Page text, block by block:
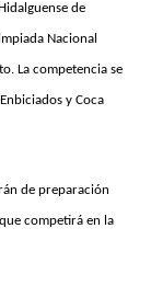
de
Nacional
La competencia se
y Coca
de preparación
competirá en la